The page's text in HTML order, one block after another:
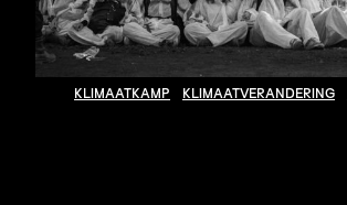
KLIMAATKAMP KLIMAATVERANDERING